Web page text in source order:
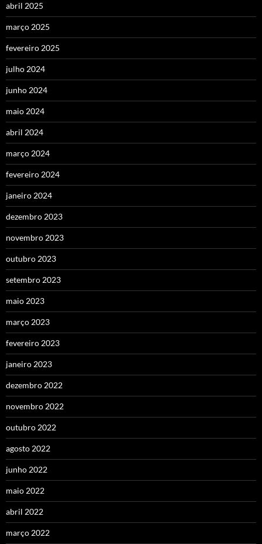
abril 2025
março 2025
fevereiro 2025
julho 2024
junho 2024
maio 2024
abril 2024
março 2024
fevereiro 2024
janeiro 2024
dezembro 2023
novembro 2023
outubro 2023
setembro 2023
maio 2023
março 2023
fevereiro 2023
janeiro 2023
dezembro 2022
novembro 2022
outubro 2022
agosto 2022
junho 2022
maio 2022
abril 2022
março 2022